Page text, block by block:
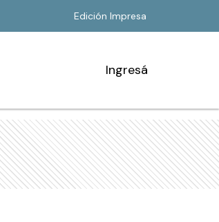
Edición Impresa
Ingresá